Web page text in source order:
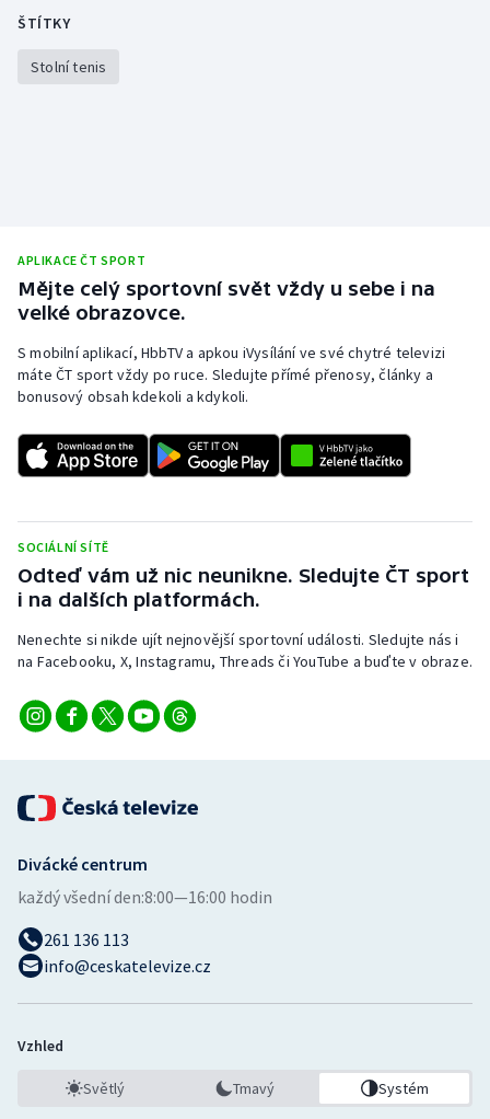
Lyže a snowboard
Moderní pětiboj
Plavání
Ragby
Rychlobruslení
Short track
Sportovní střelba
Stolní tenis
Triatlon
Vodní slalom
Volejbal
Ostatní
ŠTÍTKY
Stolní tenis
APLIKACE ČT SPORT
Mějte celý sportovní svět vždy u sebe i na
velké obrazovce.
S mobilní aplikací, HbbTV a apkou iVysílání ve své chytré televizi
máte ČT sport vždy po ruce. Sledujte přímé přenosy, články a
bonusový obsah kdekoli a kdykoli.
SOCIÁLNÍ SÍTĚ
Odteď vám už nic neunikne. Sledujte ČT sport
i na dalších platformách.
Nenechte si nikde ujít nejnovější sportovní události. Sledujte nás i
na Facebooku, X, Instagramu, Threads či YouTube a buďte v obraze.
Divácké centrum
každý všední den:8:00—16:00 hodin
261 136 113
info@ceskatelevize.cz
Vzhled
Světlý Tmavý Systém